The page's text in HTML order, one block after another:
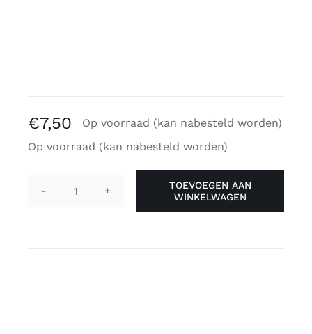
€7,50
Op voorraad (kan nabesteld worden)
Op voorraad (kan nabesteld worden)
Vlag
TOEVOEGEN AAN
WINKELWAGEN